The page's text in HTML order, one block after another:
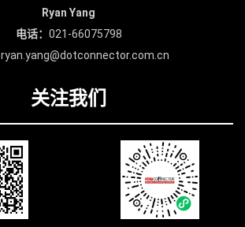
人才和成果交流舞台。
Ryan Yang
电话： 021-66075798
ryan.yang@dotconnector.com.cn
关注我们